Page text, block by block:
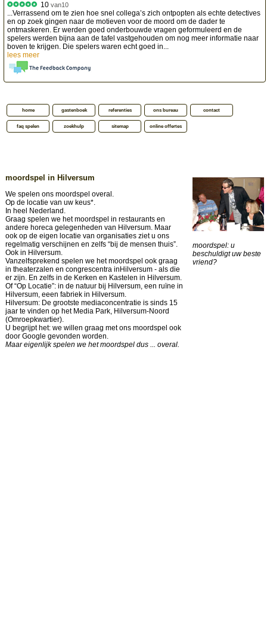
10van10
...Verrassend om te zien hoe snel collega’s zich ontpopten als echte detectives
en op zoek gingen naar de motieven voor de moord om de dader te
ontmaskeren. Er werden goed onderbouwde vragen geformuleerd en de
spelers werden bijna aan de tafel vastgehouden om nog meer informatie naar
boven te krijgen. Die spelers waren echt goed in...
lees meer
home gastenboek referenties ons bureau contact
faq spelen zoekhulp sitemap online offertes
moordspel in Hilversum
We spelen ons moordspel overal.
Op de locatie van uw keus*.
In heel Nederland.
Graag spelen we het moordspel in restaurants en
andere horeca gelegenheden van Hilversum. Maar
ook op de eigen locatie van organisaties ziet u ons
regelmatig verschijnen en zelfs “bij de mensen thuis”.
Ook in Hilversum.
Vanzelfsprekend spelen we het moordspel ook graag
in theaterzalen en congrescentra inHilversum - als die
er zijn. En zelfs in de Kerken en Kastelen in Hilversum.
Of “Op Locatie”: in de natuur bij Hilversum, een ruïne in
Hilversum, eeen fabriek in Hilversum.
Hilversum: De grootste mediaconcentratie is sinds 15
jaar te vinden op het Media Park, Hilversum-Noord
(Omroepkwartier).
U begrijpt het: we willen graag met ons moordspel ook
door Google gevonden worden.
Maar eigenlijk spelen we het moordspel dus ... overal.
moordspel: u
beschuldigt uw beste
vriend?